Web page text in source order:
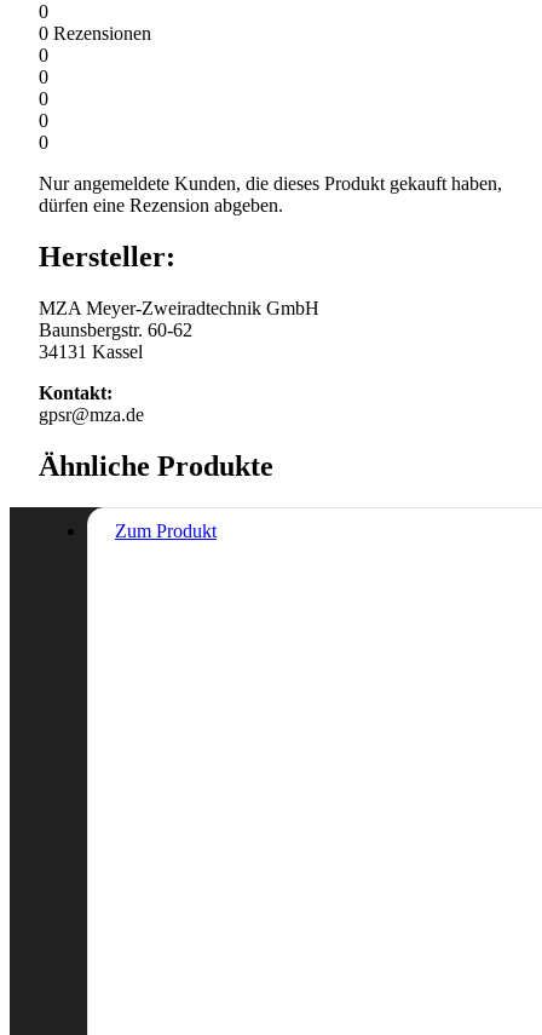
0
0 Rezensionen
0
0
0
0
0
Nur angemeldete Kunden, die dieses Produkt gekauft haben,
dürfen eine Rezension abgeben.
Hersteller:
MZA Meyer-Zweiradtechnik GmbH
Baunsbergstr. 60-62
34131 Kassel
Kontakt:
gpsr@mza.de
Ähnliche Produkte
Zum Produkt